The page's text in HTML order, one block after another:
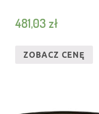
481,03 zł
ZOBACZ CENĘ